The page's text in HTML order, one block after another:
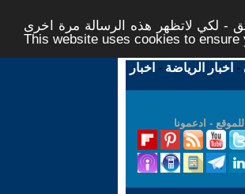
- لكي لاتظهر هذه الرسالة مرة اخرى -
This website uses cookies to
- اخبار الرياضة - اخبار
للموقع - ادعمونا